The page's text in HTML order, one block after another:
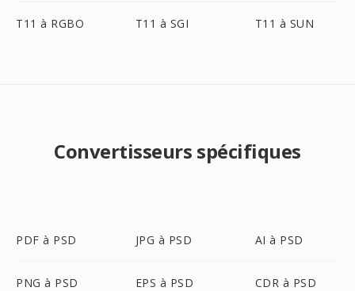
T11 à RGBO T11 à SGI T11 à SUN
Convertisseurs spécifiques
PDF à PSD JPG à PSD AI à PSD
PNG à PSD EPS à PSD CDR à PSD